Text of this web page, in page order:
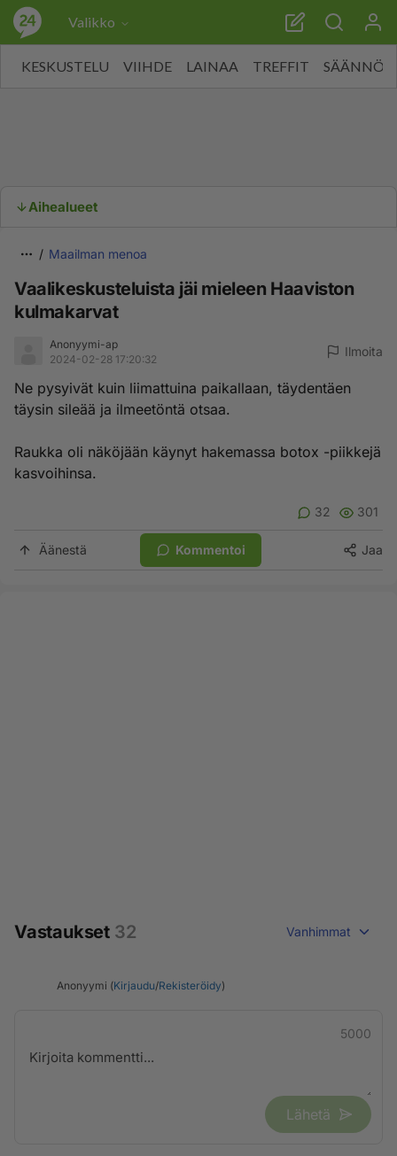
Valikko
KESKUSTELU VIIHDE LAINAA TREFFIT SÄÄNNÖT
Aihealueet
Maailman menoa
Vaalikeskusteluista jäi mieleen Haaviston
kulmakarvat
Anonyymi-ap
2024-02-28 17:20:32
Ilmoita
Ne pysyivät kuin liimattuina paikallaan, täydentäen
täysin sileää ja ilmeetöntä otsaa.
Raukka oli näköjään käynyt hakemassa botox -piikkejä
kasvoihinsa.
32 301
Äänestä Kommentoi Jaa
Vastaukset 32 Vanhimmat
Anonyymi (Kirjaudu/Rekisteröidy)
5000
Lähetä